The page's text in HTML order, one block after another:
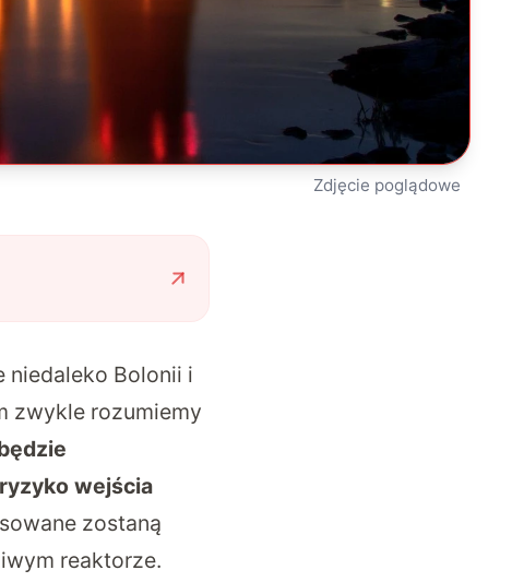
Zdjęcie poglądowe
niedaleko Bolonii i
zwykle rozumiemy
wejścia
zostaną
reaktorze.